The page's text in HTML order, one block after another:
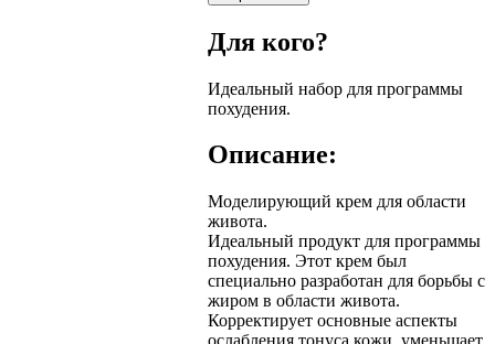
Для кого?
Идеальный набор для программы
похудения.
Описание:
Моделирующий крем для области
живота.
Идеальный продукт для программы
похудения. Этот крем был
специально разработан для борьбы с
жиром в области живота.
Корректирует основные аспекты